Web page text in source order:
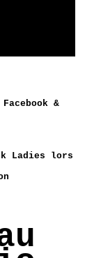
&
Ladies lors